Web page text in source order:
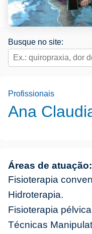
Busque no site:
Profissionais
Ana
Áreas de atuação:
Fisioterapia
Hidroterapia.
Fisioterapia
Técnicas